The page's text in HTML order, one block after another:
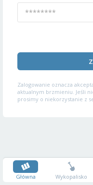
Zalogowanie oznacza
aktualnym brzmieniu. Jeśli
prosimy o niekorzystanie z
Główna Wykopalisko